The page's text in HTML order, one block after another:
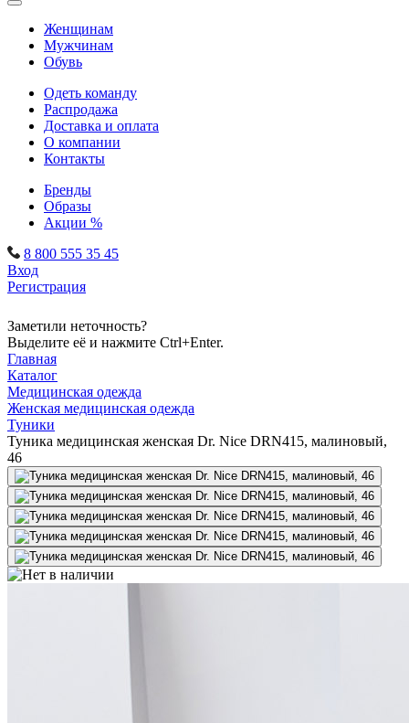
Женщинам
Мужчинам
Обувь
Одеть команду
Распродажа
Доставка и оплата
О компании
Контакты
Бренды
Образы
Акции %
8 800 555 35 45
Вход
Регистрация
Заметили неточность?
Выделите её и нажмите Ctrl+Enter.
Главная
Каталог
Медицинская одежда
Женская медицинская одежда
Туники
Туника медицинская женская Dr. Nice DRN415, малиновый,
46